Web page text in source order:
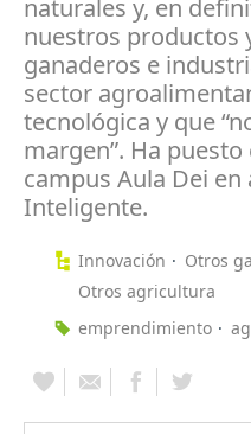
naturales y, en
nuestros productos
ganaderos e
sector
tecnológica y que
margen”. Ha
campus Aula Dei
Inteligente.
Innovación Otros
Otros agricultura
emprendimiento